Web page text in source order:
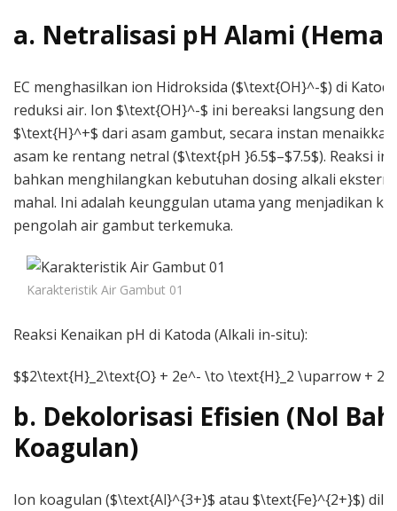
a. Netralisasi pH Alami
EC menghasilkan ion Hidroksida ($\text{OH}^-$) di
reduksi air. Ion $\text{OH}^-$ ini bereaksi langsung
$\text{H}^+$ dari asam gambut, secara instan
asam ke rentang netral ($\text{pH }6.5$–$7.5$). Reaksi
bahkan menghilangkan kebutuhan dosing alkali
mahal. Ini adalah keunggulan utama yang menjadikan
pengolah air gambut terkemuka.
Karakteristik Air Gambut 01
Reaksi Kenaikan pH di Katoda (Alkali in-situ):
$$2\text{H}_2\text{O} + 2e^- \to \text{H}_2 \uparrow +
b. Dekolorisasi Efisien (Nol
Koagulan)
Ion koagulan ($\text{Al}^{3+}$ atau $\text{Fe}^{2+}$)